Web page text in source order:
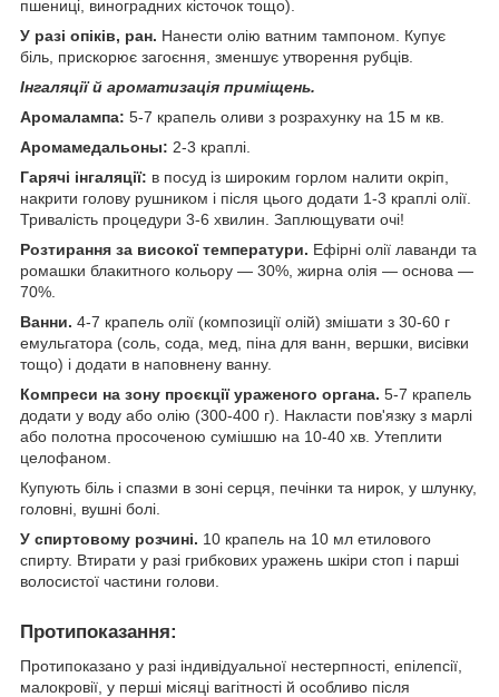
пшениці, виноградних кісточок тощо).
У разі опіків, ран. Нанести олію ватним тампоном. Купує
біль, прискорює загоєння, зменшує утворення рубців.
Інгаляції й ароматизація приміщень.
Аромалампа: 5-7 крапель оливи з розрахунку на 15 м кв.
Аромамедальоны: 2-3 краплі.
Гарячі інгаляції: в посуд із широким горлом налити окріп,
накрити голову рушником і після цього додати 1-3 краплі олії.
Тривалість процедури 3-6 хвилин. Заплющувати очі!
Розтирання за високої температури. Ефірні олії лаванди та
ромашки блакитного кольору — 30%, жирна олія — основа —
70%.
Ванни. 4-7 крапель олії (композиції олій) змішати з 30-60 г
емульгатора (соль, сода, мед, піна для ванн, вершки, висівки
тощо) і додати в наповнену ванну.
Компреси на зону проєкції ураженого органа. 5-7 крапель
додати у воду або олію (300-400 г). Накласти пов'язку з марлі
або полотна просоченою сумішшю на 10-40 хв. Утеплити
целофаном.
Купують біль і спазми в зоні серця, печінки та нирок, у шлунку,
головні, вушні болі.
У спиртовому розчині. 10 крапель на 10 мл етилового
спирту. Втирати у разі грибкових уражень шкіри стоп і парші
волосистої частини голови.
Протипоказання:
Протипоказано у разі індивідуальної нестерпності, епілепсії,
малокровії, у перші місяці вагітності й особливо після